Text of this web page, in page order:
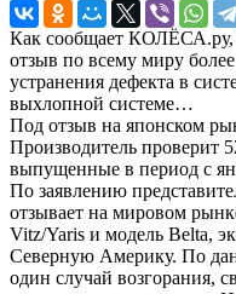
Как сообщает КОЛЁСА.ру,
отзыв по всему миру
устранения дефекта в
выхлопной системе…
Под отзыв на японском
Производитель проверит
выпущенные в период с
По заявлению
отзывает на мировом
Vitz/Yaris и модель Belta,
Северную Америку. По
один случай возгорания,